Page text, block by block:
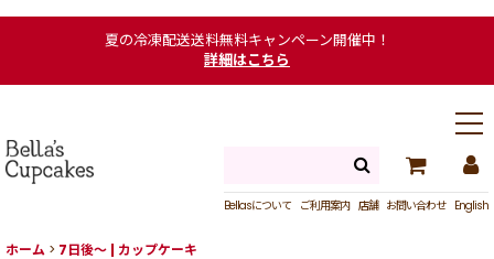
夏の冷凍配送送料無料キャンペーン開催中！
詳細はこちら
Bellasについて ご利用案内 店舗 お問い合わせ English
ホーム > 7日後〜 | カップケーキ